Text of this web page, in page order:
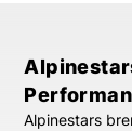
Alpinestars